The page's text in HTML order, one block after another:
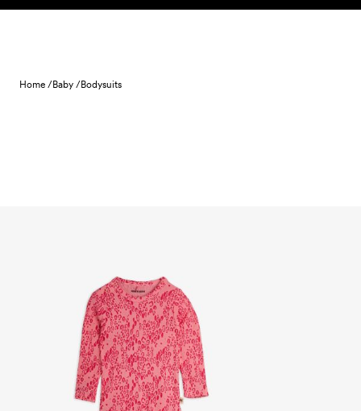
Skip to content
Home /Baby /Bodysuits